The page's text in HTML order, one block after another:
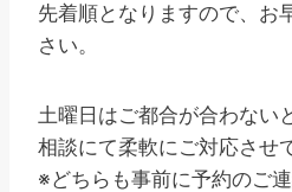
先着順となりますので、お
さい。
土曜日はご都合が合わない
相談にて柔軟にご対応させ
※どちらも事前に予約のご